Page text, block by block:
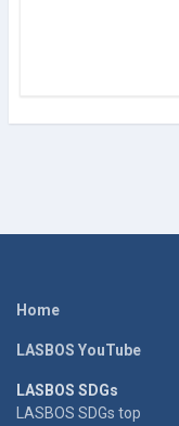
Home
LASBOS YouTube
LASBOS SDGs
LASBOS SDGs top